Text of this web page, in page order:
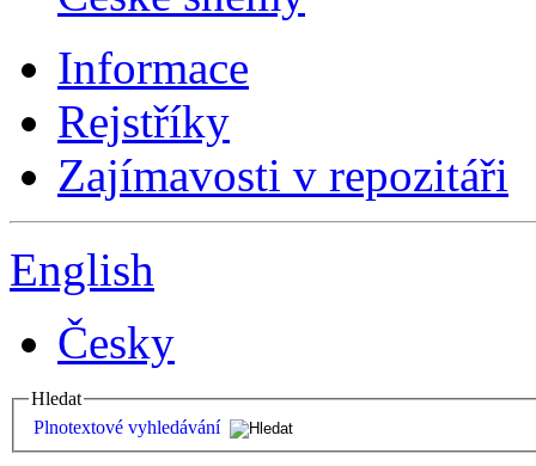
Informace
Rejstříky
Zajímavosti v repozitáři
English
Česky
Hledat
Plnotextové vyhledávání